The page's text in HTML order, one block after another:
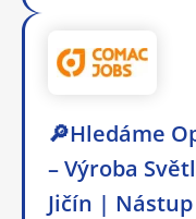
🔎Hledáme
– Výroba
Jičín |